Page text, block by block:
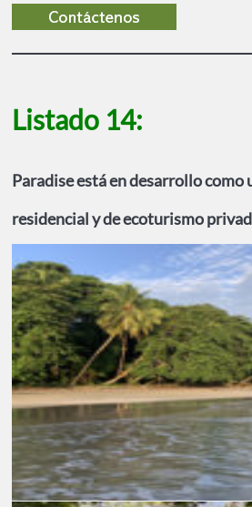
Listado 14:
Paradise está en desarrollo como
residencial y de ecoturismo